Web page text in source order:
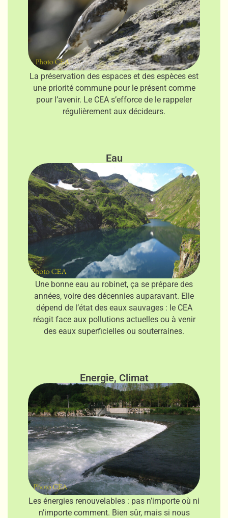
La préservation des espaces et des espèces est
une priorité commune pour le présent comme
pour l’avenir. Le CEA s’efforce de le rappeler
régulièrement aux décideurs.
Eau
Une bonne eau au robinet, ça se prépare des
années, voire des décennies auparavant. Elle
dépend de l’état des eaux sauvages : le CEA
réagit face aux pollutions actuelles ou à venir
des eaux superficielles ou souterraines.
Energie, Climat
Les énergies renouvelables : pas n’importe où ni
n’importe comment. Bien sûr, mais si nous